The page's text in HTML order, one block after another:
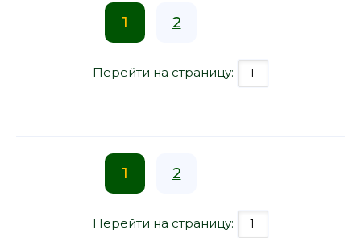
1 2
Перейти на страницу:
1 2
Перейти на страницу: